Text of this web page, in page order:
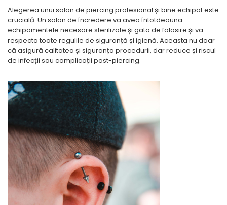
Alegerea unui salon de piercing profesional și bine echipat este
crucială. Un salon de încredere va avea întotdeauna
echipamentele necesare sterilizate și gata de folosire și va
respecta toate regulile de siguranță și igienă. Aceasta nu doar
că asigură calitatea și siguranța procedurii, dar reduce și riscul
de infecții sau complicații post-piercing.